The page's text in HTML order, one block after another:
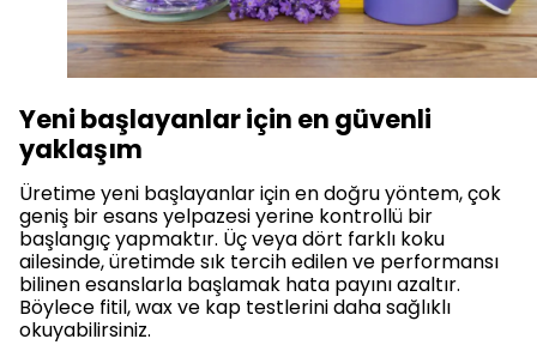
Yeni başlayanlar için en güvenli
yaklaşım
Üretime yeni başlayanlar için en doğru yöntem, çok
geniş bir esans yelpazesi yerine kontrollü bir
başlangıç yapmaktır. Üç veya dört farklı koku
ailesinde, üretimde sık tercih edilen ve performansı
bilinen esanslarla başlamak hata payını azaltır.
Böylece fitil, wax ve kap testlerini daha sağlıklı
okuyabilirsiniz.